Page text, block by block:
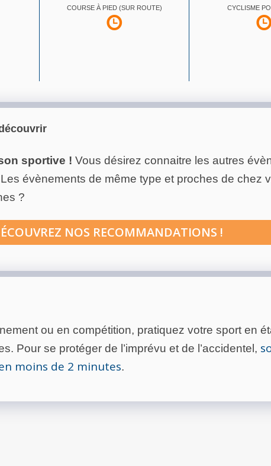
COURSE À PIED (SUR ROUTE) CYCLISME
sportive ! Vous désirez connaitre les autres
évènements de même type et proches de chez
?
NOS RECOMMANDATIONS !
ou en compétition, pratiquez votre sport en
Pour se protéger de l’imprévu et de l’accidentel,
moins de 2 minutes.